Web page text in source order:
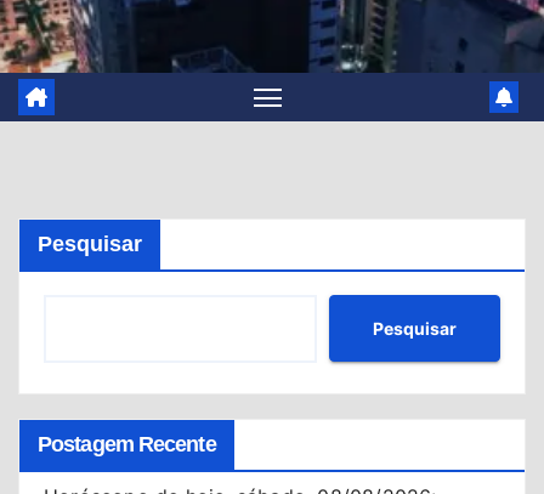
Pesquisar
Pesquisar
Postagem Recente